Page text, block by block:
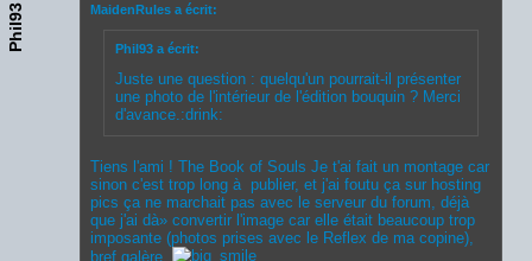
Phil93 MaidenRules a écrit:
Phil93 a écrit:
Juste une question : quelqu'un pourrait-il présenter
une photo de l'intérieur de l'édition bouquin ? Merci
d'avance.:drink:
Tiens l'ami !The Book of Souls Je t'ai fait un montage car
sinon c'est trop long à publier, et j'ai foutu ça sur hosting
pics ça ne marchait pas avec le serveur du forum, déjà
que j'ai dà» convertir l'image car elle était beaucoup trop
imposante (photos prises avec le Reflex de ma copine),
bref galère.